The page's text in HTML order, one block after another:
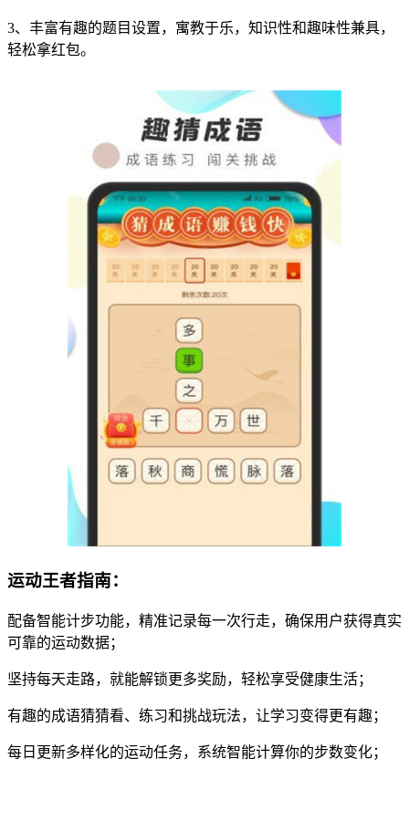
3、丰富有趣的题目设置，寓教于乐，知识性和趣味性兼具，
轻松拿红包。
运动王者指南：
配备智能计步功能，精准记录每一次行走，确保用户获得真实
可靠的运动数据；
坚持每天走路，就能解锁更多奖励，轻松享受健康生活；
有趣的成语猜猜看、练习和挑战玩法，让学习变得更有趣；
每日更新多样化的运动任务，系统智能计算你的步数变化；